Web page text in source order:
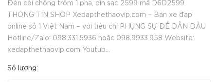
Đèn còi chống trộm 1 pha, pin sạc 2599 mã D6D2599
THÔNG TIN SHOP Xedapthethaovip.com – Bán xe đạp
online số 1 Việt Nam – với tiêu chí PHỤNG SỰ ĐỂ DẪN ĐẦU
Hotline/Zalo: 098.331.5936 hoặc 098.9933.958 Website:
xedapthethaovip.com Youtub...
Số lượng: